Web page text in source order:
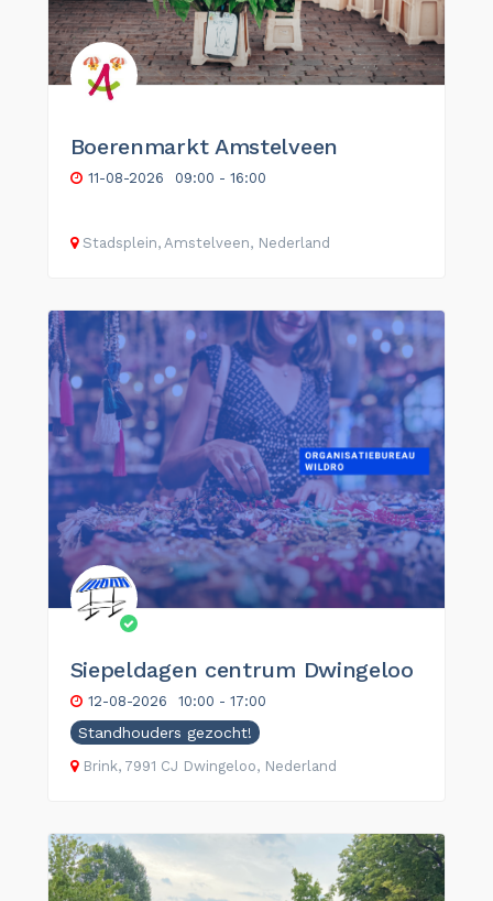
Boerenmarkt Amstelveen
11-08-2026 09:00 - 16:00
Stadsplein, Amstelveen, Nederland
Siepeldagen centrum Dwingeloo
12-08-2026 10:00 - 17:00
Standhouders gezocht!
Brink, 7991 CJ Dwingeloo, Nederland